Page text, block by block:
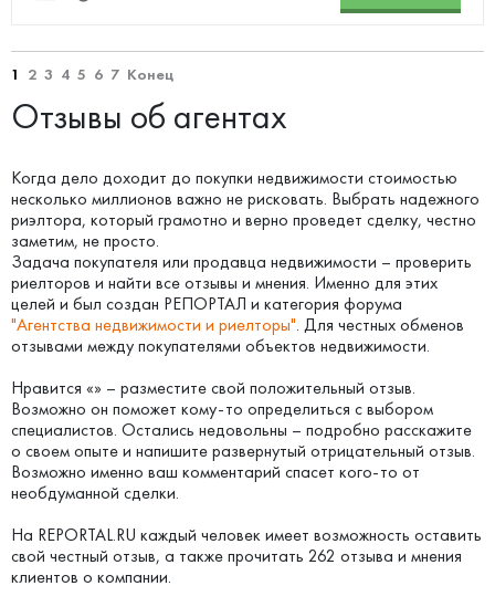
1 2 3 4 5 6 7 Конец
Отзывы об агентах
Когда дело доходит до покупки недвижимости стоимостью
несколько миллионов важно не рисковать. Выбрать надежного
риэлтора, который грамотно и верно проведет сделку, честно
заметим, не просто.
Задача покупателя или продавца недвижимости – проверить
риелторов и найти все отзывы и мнения. Именно для этих
целей и был создан РЕПОРТАЛ и категория форума
"Агентства недвижимости и риелторы". Для честных обменов
отзывами между покупателями объектов недвижимости.
Нравится «» – разместите свой положительный отзыв.
Возможно он поможет кому-то определиться с выбором
специалистов. Остались недовольны – подробно расскажите
о своем опыте и напишите развернутый отрицательный отзыв.
Возможно именно ваш комментарий спасет кого-то от
необдуманной сделки.
На REPORTAL.RU каждый человек имеет возможность оставить
свой честный отзыв, а также прочитать 262 отзыва и мнения
клиентов о компании.